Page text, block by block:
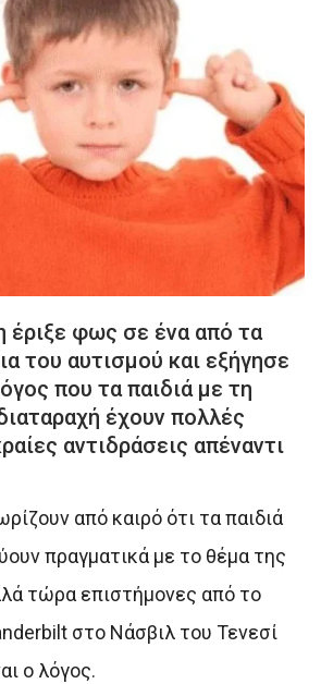
έριξε φως σε ένα από τα
του αυτισμού και εξήγησε
που τα παιδιά με τη
έχουν πολλές
αντιδράσεις απέναντι
από καιρό ότι τα παιδιά
πραγματικά με το θέμα της
τώρα επιστήμονες από το
στο Νάσβιλ του Τενεσί
ο λόγος.